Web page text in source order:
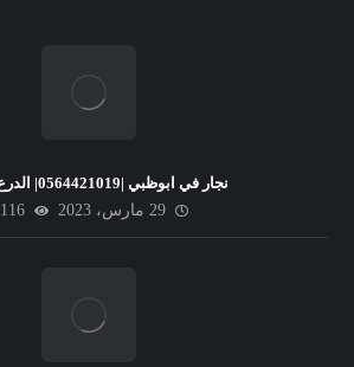
نجار في ابوظبي |0564421019| الدرع الذهبي
29 مارس، 2023
116